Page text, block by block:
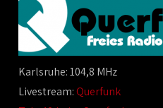
Karlsruhe: 104,8 MHz
Livestream:Querfunk